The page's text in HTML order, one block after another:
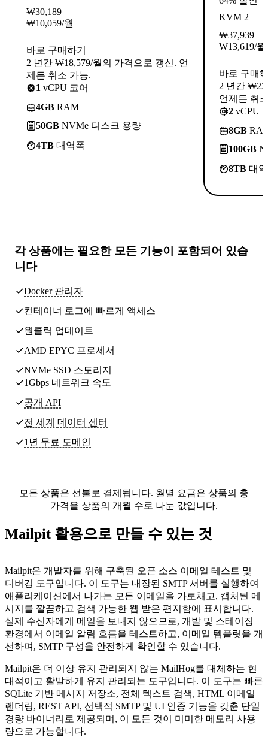
₩30,189
₩10,059/월
바로 구매하기
2 년간 ₩18,579/월의 가격으로 갱신. 언
제든 취소 가능.
1 vCPU 코어
4GB RAM
50GB NVMe 디스크 용량
4TB 대역폭
KVM 2
₩37,939
₩13,619/월
바로 구매
2 년간
언제든 취
2 vCPU
8GB
100GB
8TB 대
각 상품에는 필요한 모든 기능이 포함되어 있습
니다
Docker 관리자
컨테이너 로그에 빠르게 액세스
원클릭 업데이트
AMD EPYC 프로세서
NVMe SSD 스토리지
1Gbps 네트워크 속도
공개 API
전 세계 데이터 센터
1년 무료 도메인
모든 상품은 선불로 결제됩니다. 월별 요금은 상품의 총
가격을 상품의 개월 수로 나눈 값입니다.
Mailpit 활용으로 만들 수 있는 것
Mailpit은 개발자를 위해 구축된 오픈 소스 이메일 테스트 및
디버깅 도구입니다. 이 도구는 내장된 SMTP 서버를 실행하여
애플리케이션에서 나가는 모든 이메일을 가로채고, 캡처된 메
시지를 깔끔하고 검색 가능한 웹 받은 편지함에 표시합니다.
실제 수신자에게 메일을 보내지 않으므로, 개발 및 스테이징
환경에서 이메일 알림 흐름을 테스트하고, 이메일 템플릿을 개
선하며, SMTP 구성을 안전하게 확인할 수 있습니다.
Mailpit은 더 이상 유지 관리되지 않는 MailHog를 대체하는 현
대적이고 활발하게 유지 관리되는 도구입니다. 이 도구는 빠른
SQLite 기반 메시지 저장소, 전체 텍스트 검색, HTML 이메일
렌더링, REST API, 선택적 SMTP 및 UI 인증 기능을 갖춘 단일
경량 바이너리로 제공되며, 이 모든 것이 미미한 메모리 사용
량으로 가능합니다.